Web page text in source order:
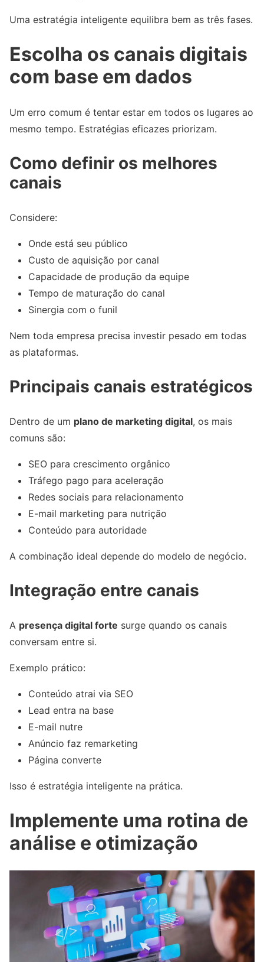
Uma estratégia inteligente equilibra bem as três fases.
Escolha os canais digitais
com base em dados
Um erro comum é tentar estar em todos os lugares ao
mesmo tempo. Estratégias eficazes priorizam.
Como definir os melhores
canais
Considere:
Onde está seu público
Custo de aquisição por canal
Capacidade de produção da equipe
Tempo de maturação do canal
Sinergia com o funil
Nem toda empresa precisa investir pesado em todas
as plataformas.
Principais canais estratégicos
Dentro de um plano de marketing digital, os mais
comuns são:
SEO para crescimento orgânico
Tráfego pago para aceleração
Redes sociais para relacionamento
E-mail marketing para nutrição
Conteúdo para autoridade
A combinação ideal depende do modelo de negócio.
Integração entre canais
A presença digital forte surge quando os canais
conversam entre si.
Exemplo prático:
Conteúdo atrai via SEO
Lead entra na base
E-mail nutre
Anúncio faz remarketing
Página converte
Isso é estratégia inteligente na prática.
Implemente uma rotina de
análise e otimização